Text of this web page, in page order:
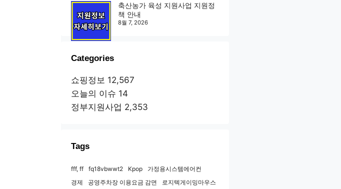
축산농가 육성 지원사업 지원정
책 안내
8월 7, 2026
Categories
쇼핑정보 12,567
오늘의 이슈 14
정부지원사업 2,353
Tags
fff, ff fq18vbwwt2 Kpop
가정용시스템에어컨
경제
공영주차장 이용요금 감면
로지텍게이밍마우스